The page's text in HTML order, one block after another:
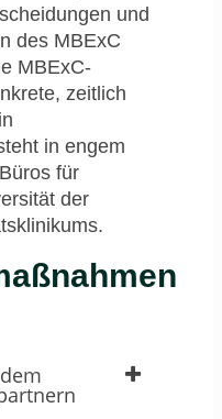
und
des MBExC
MBExC-
zeitlich
in engem
für
der